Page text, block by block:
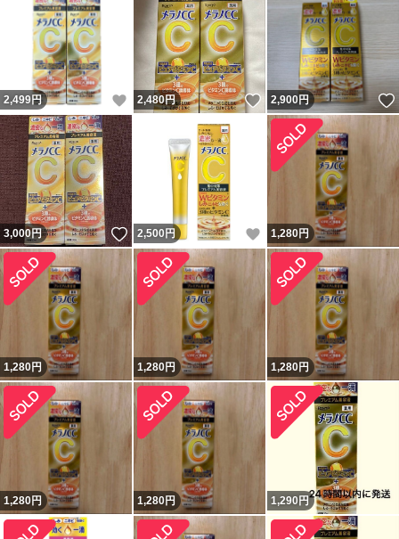
2,499円 いいね！
2,480円 いいね！
2,900円
3,000円 いいね！
2,500 円 いいね！
1,280円
1,280円 1,280円 1,280円
1,280円 1,280円 1,290 円